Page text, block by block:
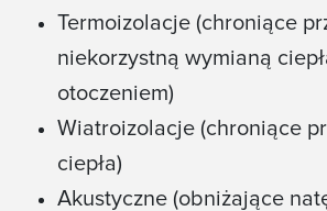
Termoizolacje (chroniące
niekorzystną wymianą
otoczeniem)
Wiatroizolacje (chroniące
ciepła)
Akustyczne (obniżające